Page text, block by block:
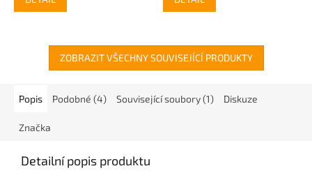
ZOBRAZIT VŠECHNY SOUVISEJÍCÍ PRODUKTY
Popis Podobné (4) Související soubory (1) Diskuze
Značka
Detailní popis produktu